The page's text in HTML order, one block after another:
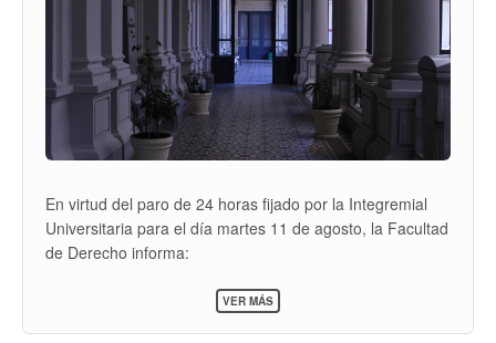
En virtud del paro de 24 horas fijado por la Integremial
Universitaria para el día martes 11 de agosto, la Facultad
de Derecho informa:
El Edificio Central estará abierto con guardia gremial
durante toda la jornada.
VER MÁSSOBRE
COMUNICADO